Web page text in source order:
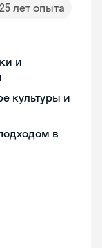
25 лет опыта
и
культуры и
в